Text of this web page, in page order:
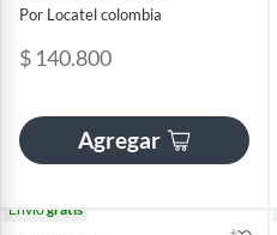
Por Locatel colombia
$ 140.800
Agregar
Envíogratis